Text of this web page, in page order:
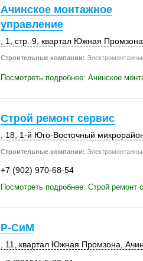
Ачинское монтажное
управление
, 1 стр. 9, квартал Южная Промзона,
Строительные компании:
Посмотреть подробнее: Ачинское
Строй ремонт сервис
, 18, 1-й Юго-Восточный
Строительные компании:
+7 (902) 970-68-54
Посмотреть подробнее: Строй ремонт
Р-СиМ
, 11 , квартал Южная Промзона,